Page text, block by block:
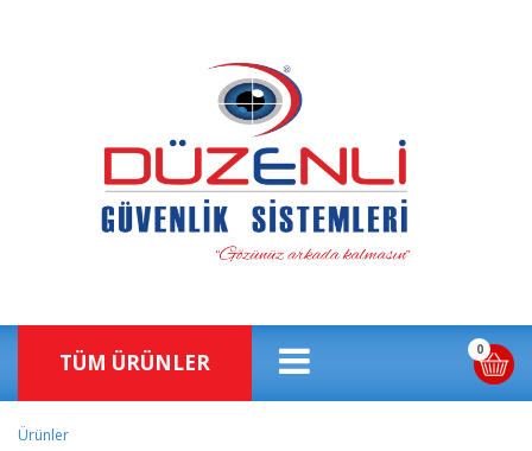
TÜM ÜRÜNLER 0
Ürünler